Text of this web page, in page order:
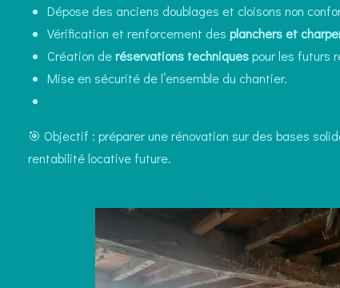
Dépose des anciens doublages et cloisons non
Vérification et renforcement des planchers et
Création deréservations techniquespour les futurs
Mise en sécurité de l’ensemble du chantier.
🎯 Objectif : préparer une rénovation sur des bases
rentabilité locative future.